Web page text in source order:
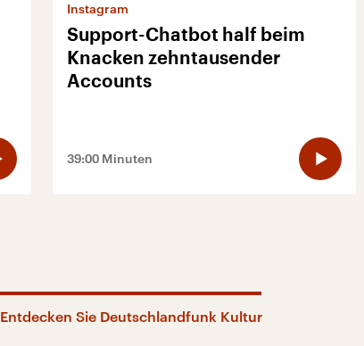
Instagram
Support-Chatbot half beim
Knacken zehntausender
Accounts
39:00 Minuten
Entdecken Sie Deutschlandfunk Kultur